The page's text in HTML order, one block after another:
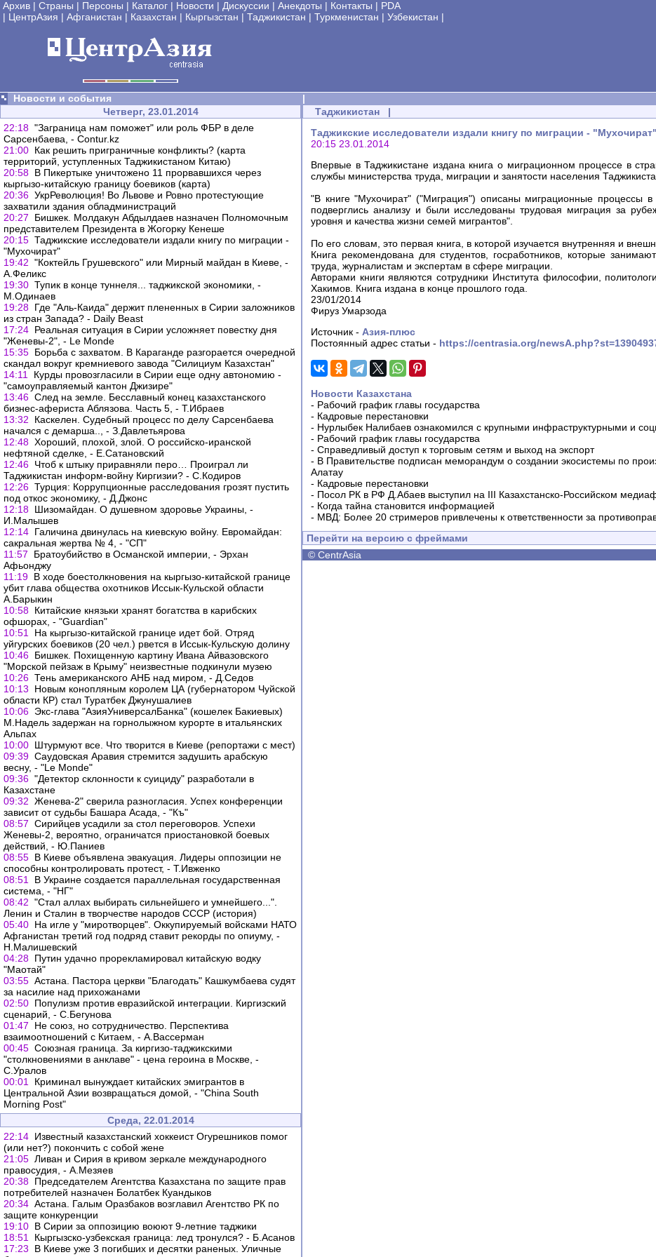
Архив | Страны | Персоны | Каталог | Новости | Дискуссии | Анекдоты | Контакты | PDA
| ЦентрАзия | Афганистан | Казахстан | Кыргызстан | Таджикистан | Туркменистан | Узбекистан |
Новости и события
|
Четверг, 23.01.2014
22:18 "Заграница нам поможет" или роль ФБР в деле
Сарсенбаева, - Contur.kz
21:00 Как решить приграничные конфликты? (карта
территорий, уступленных Таджикистаном Китаю)
20:58 В Пикертыке уничтожено 11 прорвавшихся через
кыргызо-китайскую границу боевиков (карта)
20:36 УкрРеволюция! Во Львове и Ровно протестующие
захватили здания обладминистраций
20:27
Бишкек. Молдакун Абдылдаев назначен Полномочным
представителем Президента в Жогорку Кенеше
20:15 Таджикские исследователи издали книгу по миграции -
"Мухочират"
19:42 "Коктейль Грушевского" или Мирный майдан в Киеве, -
А.Феликс
19:30 Тупик в конце туннеля... таджикской экономики, -
М.Одинаев
19:28 Где "Аль-Каида" держит плененных в Сирии заложников
из стран Запада? - Daily Beast
17:24 Реальная ситуация в Сирии усложняет повестку дня
"Женевы-2", - Le Monde
15:35 Борьба с захватом. В Караганде разгорается очередной
скандал вокруг кремниевого завода "Силициум Казахстан"
14:11
Курды провозгласили в Сирии еще одну автономию -
"самоуправляемый кантон Джизире"
13:46 След на земле. Бесславный конец казахстанского
бизнес-афериста Аблязова. Часть 5, - Т.Ибраев
13:32
Каскелен. Судебный процесс по делу Сарсенбаева
начался с демарша.., - З.Давлетьярова
12:48 Хороший, плохой, злой. О российско-иранской
нефтяной сделке, - Е.Сатановский
12:46 Чтоб к штыку приравняли перо… Проиграл ли
Таджикистан информ-войну Киргизии? - С.Кодиров
12:26 Турция: Коррупционные расследования грозят пустить
под откос экономику, - Д.Джонс
12:18 Шизомайдан. О душевном здоровье Украины, -
И.Малышев
12:14 Галичина двинулась на киевскую войну. Евромайдан:
сакральная жертва № 4, - "СП"
11:57
Братоубийство в Османской империи, - Эрхан
Афьонджу
11:19 В ходе боестолкновения на кыргызо-китайской границе
убит глава общества охотников Иссык-Кульской области
А.Барыкин
10:58 Китайские князьки хранят богатства в карибских
офшорах, - "Guardian"
10:51
На кыргызо-китайской границе идет бой. Отряд
уйгурских боевиков (20 чел.) рвется в Иссык-Кульскую долину
10:46 Бишкек. Похищенную картину Ивана Айвазовского
"Морской пейзаж в Крыму" неизвестные подкинули музею
10:26 Тень американского АНБ над миром, - Д.Седов
10:13
Новым конопляным королем ЦА (губернатором Чуйской
области КР) стал Туратбек Джунушалиев
10:06 Экс-глава "АзияУниверсалБанка" (кошелек Бакиевых)
М.Надель задержан на горнолыжном курорте в итальянскиx
Альпах
10:00 Штурмуют все. Что творится в Киеве (репортажи с мест)
09:39 Саудовская Аравия стремится задушить арабскую
весну, - "Le Monde"
09:36 "Детектор склонности к суициду" разработали в
Казахстане
09:32 Женева-2" сверила разногласия. Успех конференции
зависит от судьбы Башара Асада, - "Къ"
08:57 Сирийцев усадили за стол переговоров. Успехи
Женевы-2, вероятно, ограничатся приостановкой боевых
действий, - Ю.Паниев
08:55 В Киеве объявлена эвакуация. Лидеры оппозиции не
способны контролировать протест, - Т.Ивженко
08:51
В Украине создается параллельная государственная
система, - "НГ"
08:42 "Стал аллах выбирать сильнейшего и умнейшего...".
Ленин и Сталин в творчестве народов СССР (история)
05:40 На игле у "миротворцев". Оккупируемый войсками НАТО
Афганистан третий год подряд ставит рекорды по опиуму, -
Н.Малишевский
04:28 Путин удачно прорекламировал китайскую водку
"Маотай"
03:55 Астана. Пастора церкви "Благодать" Кашкумбаева судят
за насилие над прихожанами
02:50 Популизм против евразийской интеграции. Киргизский
сценарий, - С.Бегунова
01:47
Не союз, но сотрудничество. Перспектива
взаимоотношений с Китаем, - А.Вассерман
00:45 Союзная граница. За киргизо-таджикскими
"столкновениями в анклаве" - цена героина в Москве, -
С.Уралов
00:01
Криминал вынуждает китайских эмигрантов в
Центральной Азии возвращаться домой, - "China South
Morning Post"
Среда, 22.01.2014
22:14 Известный казахстанский хоккеист Огурешников помог
(или нет?) покончить с собой жене
21:05 Ливан и Сирия в кривом зеркале международного
правосудия, - А.Мезяев
20:38 Председателем Агентства Казахстана по защите прав
потребителей назначен Болатбек Куандыков
20:34 Астана. Галым Оразбаков возглавил Агентство РК по
защите конкуренции
19:10 В Сирии за оппозицию воюют 9-летние таджики
18:51
Кыргызско-узбекская граница: лед тронулся? - Б.Асанов
17:23
В Киеве уже 3 погибших и десятки раненых. Уличные
Таджикистан |
Таджикские исследователи издали книгу по миграции - "Мухочират"
20:15 23.01.2014
Впервые в Таджикистане издана книга о миграционном процессе в
службы министерства труда, миграции и занятости населения
"В книге "Мухочират" ("Миграция") описаны миграционные процессы
подверглись анализу и были исследованы трудовая миграция за
уровня и качества жизни семей мигрантов".
По его словам, это первая книга, в которой изучается внутренняя и
Книга рекомендована для студентов, госработников, которые
труда, журналистам и экспертам в сфере миграции.
Авторами книги являются сотрудники Института философии,
Хакимов. Книга издана в конце прошлого года.
23/01/2014
Фируз Умарзода
Источник - Азия-плюс
Постоянный адрес статьи - https://centrasia.org/
Новости Казахстана
- Рабочий график главы государства
- Кадровые перестановки
- Нурлыбек Налибаев ознакомился с крупными инфраструктурными и
- Рабочий график главы государства
- Справедливый доступ к торговым сетям и выход на экспорт
- В Правительстве подписан меморандум о создании экосистемы по
Алатау
- Кадровые перестановки
- Посол РК в РФ Д.Абаев выступил на III Казахстанско-Российском
- Когда тайна становится информацией
- МВД: Более 20 стримеров привлечены к ответственности за
Перейти на версию с фреймами
© CentrAsia